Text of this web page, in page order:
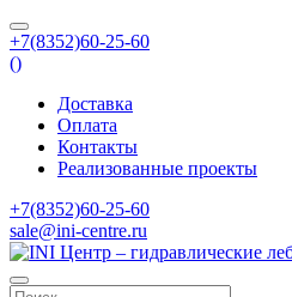
+7(8352)60-25-60
()
Доставка
Оплата
Контакты
Реализованные проекты
+7(8352)60-25-60
sale@ini-centre.ru